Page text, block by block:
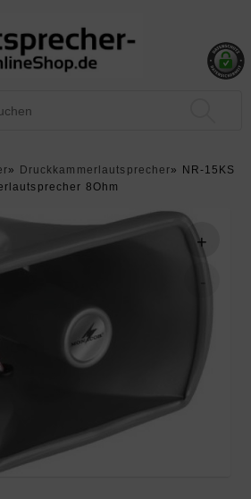
» Druckkammerlautsprecher»
NR-15KS
8Ohm